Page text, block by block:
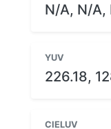
N/A, N/A,
YUV
226.18,
CIELUV